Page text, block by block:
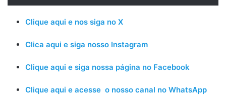
Clique aqui e nos siga no X
Clica aqui e siga nosso Instagram
Clique aqui e siga nossa página no Facebook
Clique aqui e acesse o nosso canal no WhatsApp